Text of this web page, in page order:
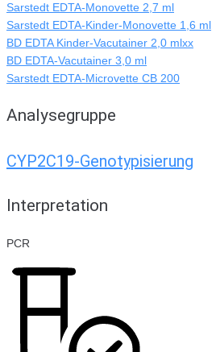
Sarstedt EDTA-Monovette 2,7 ml
Sarstedt EDTA-Kinder-Monovette 1,6 ml
BD EDTA Kinder-Vacutainer 2,0 mlxx
BD EDTA-Vacutainer 3,0 ml
Sarstedt EDTA-Microvette CB 200
Analysegruppe
CYP2C19-Genotypisierung
Interpretation
PCR